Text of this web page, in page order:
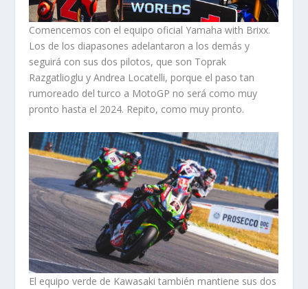
Comencemos con el equipo oficial Yamaha with Brixx.
Los de los diapasones adelantaron a los demás y
seguirá con sus dos pilotos, que son Toprak
Razgatlioglu y Andrea Locatelli, porque el paso tan
rumoreado del turco a MotoGP no será como muy
pronto hasta el 2024. Repito, como muy pronto.
El equipo verde de Kawasaki también mantiene sus dos